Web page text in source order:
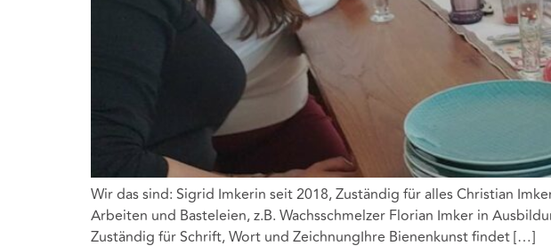
Wir das sind: Sigrid Imkerin seit 2018, Zuständig für alles Christian
Arbeiten und Basteleien, z.B. Wachsschmelzer Florian Imker in
Zuständig für Schrift, Wort und ZeichnungIhre Bienenkunst findet […]